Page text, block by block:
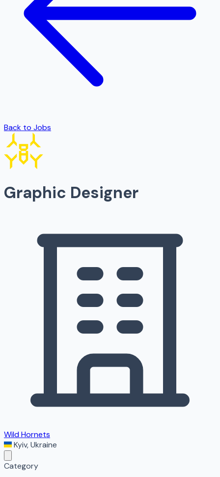
Back to Jobs
Graphic Designer
Wild Hornets
Kyiv,Ukraine
Category